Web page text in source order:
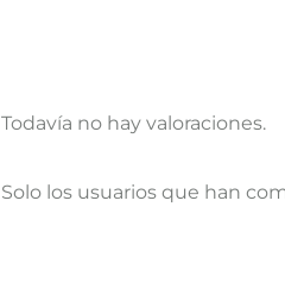
V
Todavía no hay valoraciones.
Solo los usuarios que han